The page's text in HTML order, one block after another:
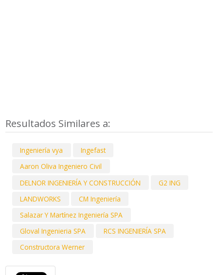
Resultados Similares a:
Ingeniería vya
Ingefast
Aaron Oliva Ingeniero Civil
DELNOR INGENIERÍA Y CONSTRUCCIÓN
G2 ING
LANDWORKS
CM Ingeniería
Salazar Y Martínez Ingeniería SPA
Gloval Ingenieria SPA
RCS INGENIERÍA SPA
Constructora Werner